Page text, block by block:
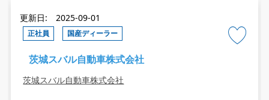
更新日: 2025-09-01
正社員 国産ディーラー
茨城スバル自動車株式会社
茨城スバル自動車株式会社